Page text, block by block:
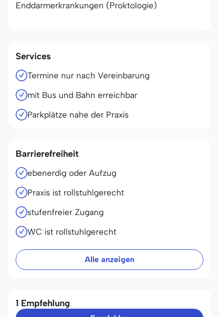
Enddarmerkrankungen (Proktologie)
Services
Termine nur nach Vereinbarung
mit Bus und Bahn erreichbar
Parkplätze nahe der Praxis
Barrierefreiheit
ebenerdig oder Aufzug
Praxis ist rollstuhlgerecht
stufenfreier Zugang
WC ist rollstuhlgerecht
Alle anzeigen
1 Empfehlung